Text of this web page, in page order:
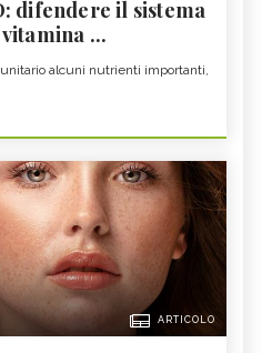
difendere il sistema
...
alcuni nutrienti importanti,
ARTICOLO